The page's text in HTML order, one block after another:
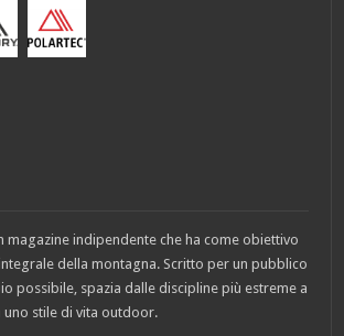
magazine indipendente che ha come obiettivo
della montagna. Scritto per un pubblico
possibile, spazia dalle discipline più estreme a
uno stile di vita outdoor.